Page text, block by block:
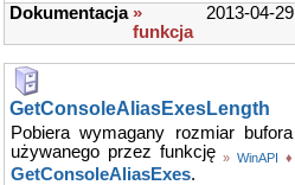
2013-04-29
Dokumentacja »
funkcja
GetConsoleAliasExesLength
Pobiera wymagany rozmiar bufora
używanego przez funkcję»WinAPI ♦
GetConsoleAliasExes.